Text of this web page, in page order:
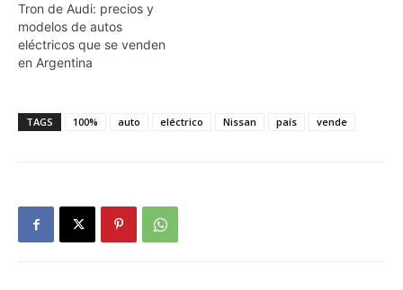
Tron de Audi: precios y
modelos de autos
eléctricos que se venden
en Argentina
TAGS 100% auto eléctrico Nissan país vende